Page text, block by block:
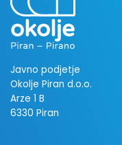
Javno podjetje
Okolje Piran d.o.o.
Arze 1 B
6330 Piran